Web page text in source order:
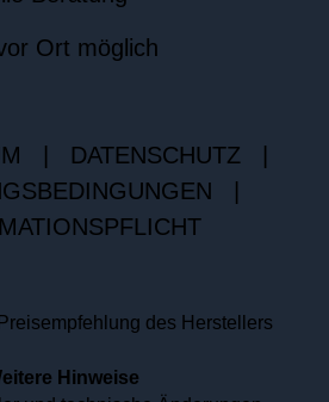
Ort möglich
DATENSCHUTZ
des Herstellers
Hinweise